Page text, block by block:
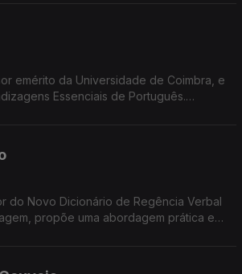
emérito da Universidade de Coimbra, e
Essenciais de Português.
do Novo Dicionário de Regência Verbal
propõe uma abordagem prática e